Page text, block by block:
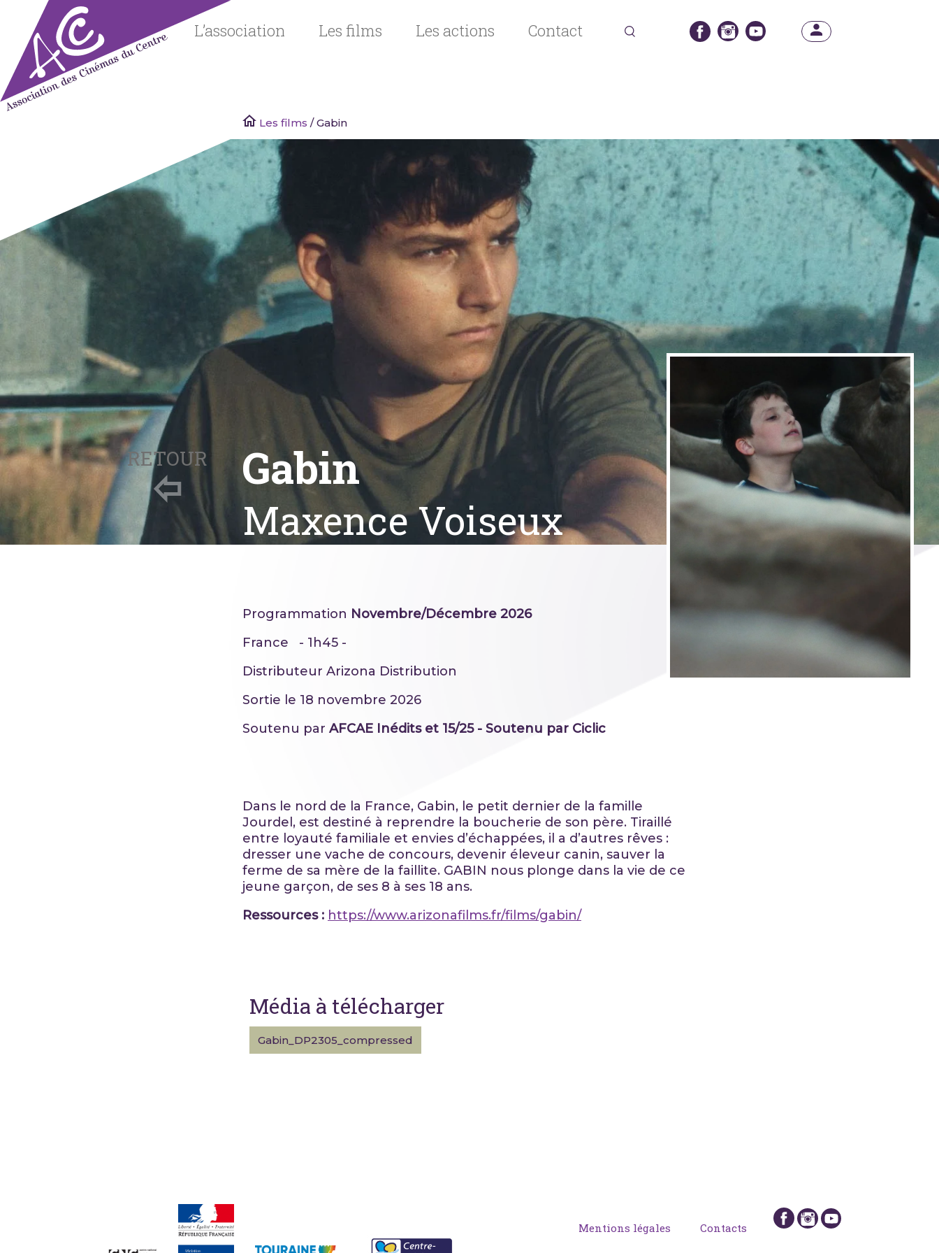
content
Association
des
Cinémas
du Centre
L’association Les films Les actions Contact
Les films / Gabin
Gabin
Maxence Voiseux
RETOUR
Programmation Novembre/Décembre 2026
France - 1h45 -
Distributeur Arizona Distribution
Sortie le 18 novembre 2026
Soutenu par AFCAE Inédits et 15/25 - Soutenu par Ciclic
Dans le nord de la France, Gabin, le petit dernier de la famille
Jourdel, est destiné à reprendre la boucherie de son père. Tiraillé
entre loyauté familiale et envies d’échappées, il a d’autres rêves :
dresser une vache de concours, devenir éleveur canin, sauver la
ferme de sa mère de la faillite. GABIN nous plonge dans la vie de ce
jeune garçon, de ses 8 à ses 18 ans.
Ressources : https://www.arizonafilms.fr/films/gabin/
Média à télécharger
Gabin_DP2305_compressed
Mentions légales Contacts